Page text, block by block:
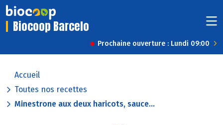
Biocoop Barcelo
Prochaine ouverture : Lundi 09:00
Accueil
Toutes nos recettes
Minestrone aux deux haricots, sauce...